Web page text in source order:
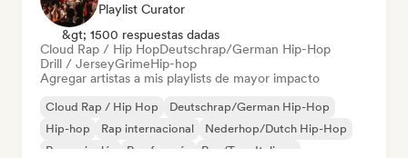
Playlist Curator
&gt; 1500 respuestas dadas
Cloud Rap / Hip HopDeutschrap/German Hip-Hop
Drill / JerseyGrimeHip-hop
Agregar artistas a mis playlists de mayor impacto
Cloud Rap / Hip Hop
Deutschrap/German Hip-Hop
Hip-hop
Rap internacional
Nederhop/Dutch Hip-Hop
Rap en inglés
Rap francés Rap/Trap Italiano